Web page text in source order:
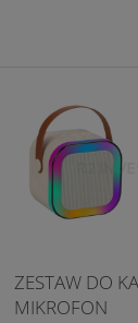
ZESTAW DO
MIKROFON